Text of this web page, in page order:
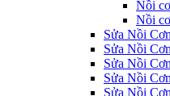
Nồi
Nồi
Sửa Nồi
Sửa Nồi
Sửa Nồi
Sửa Nồi
Sửa Nồi